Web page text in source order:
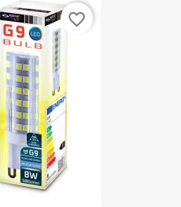
favorite_border